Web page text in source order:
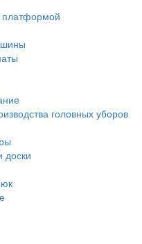
головных уборов
доски